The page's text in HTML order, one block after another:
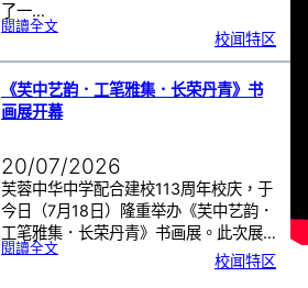
了一…
閱讀全文:努
家
院
到
访
芙
中
分
享
袖
素
质
讲
座
校闻特区
《芙中艺韵．工笔雅集．长荣丹青》书
画展开幕
20/07/2026
芙蓉中华中学配合建校113周年校庆，于
今日（7月18日）隆重举办《芙中艺韵．
工笔雅集．长荣丹青》书画展。此次展…
閱讀全文:《 校闻特区